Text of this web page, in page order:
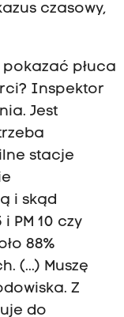
czasowy,
pokazać płuca
Inspektor
Jest
stacje
i skąd
PM 10 czy
88%
(...) Muszę
Z
do